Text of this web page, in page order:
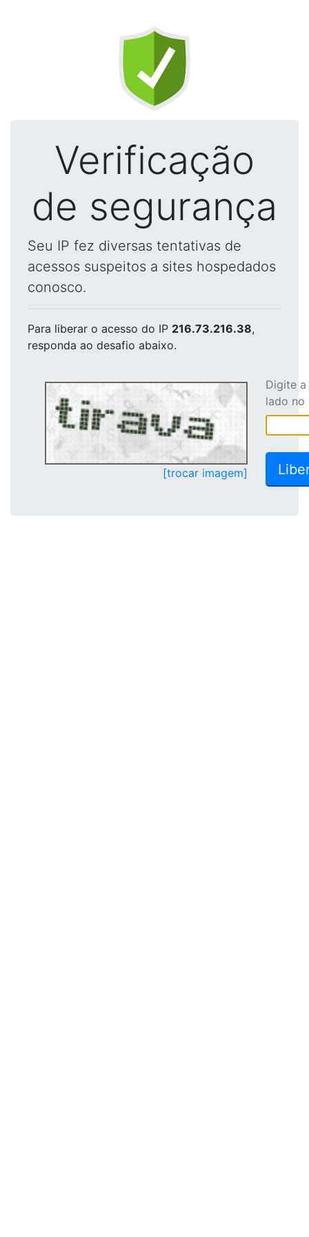
Verificação
de segurança
Seu IP fez diversas tentativas de
acessos suspeitos a sites hospedados
conosco.
Para liberar o acesso do IP 216.73.216.38,
responda ao desafio abaixo.
[trocar imagem]
Digite
lado no